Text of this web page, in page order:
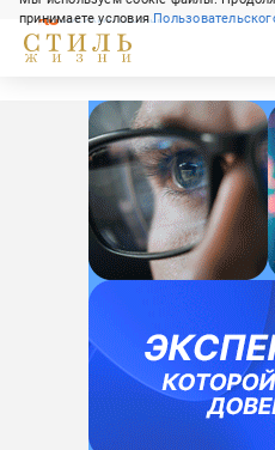
принимаете условия
СВЕЖИЙ НОМЕР